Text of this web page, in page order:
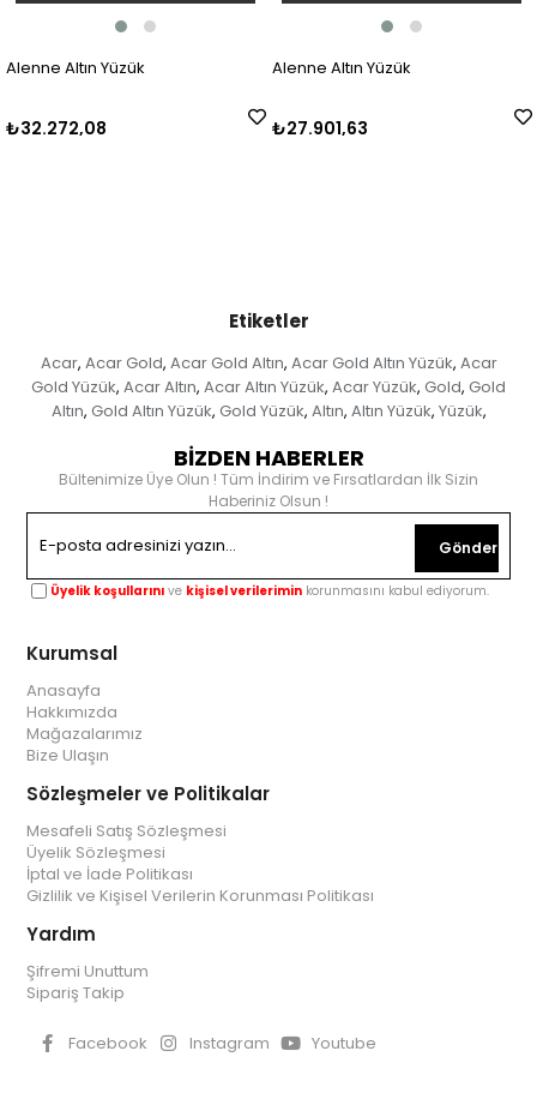
Alenne Altın Yüzük
₺32.272,08
Alenne Altın Yüzük
₺27.901,63
Etiketler
Acar, Acar Gold, Acar Gold Altın, Acar Gold Altın Yüzük, Acar
Gold Yüzük, Acar Altın, Acar Altın Yüzük, Acar Yüzük, Gold, Gold
Altın, Gold Altın Yüzük, Gold Yüzük, Altın, Altın Yüzük, Yüzük,
BİZDEN HABERLER
Bültenimize Üye Olun ! Tüm İndirim ve Fırsatlardan İlk Sizin
Haberiniz Olsun !
Gönder
Üyelik koşullarını ve kişisel verilerimin korunmasını kabul ediyorum.
Kurumsal
Anasayfa
Hakkımızda
Mağazalarımız
Bize Ulaşın
Sözleşmeler ve Politikalar
Mesafeli Satış Sözleşmesi
Üyelik Sözleşmesi
İptal ve İade Politikası
Gizlilik ve Kişisel Verilerin Korunması Politikası
Yardım
Şifremi Unuttum
Sipariş Takip
Facebook Instagram Youtube